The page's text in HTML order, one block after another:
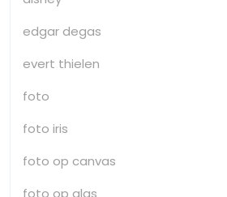
edgar degas
evert thielen
foto
foto iris
foto op canvas
foto op glas